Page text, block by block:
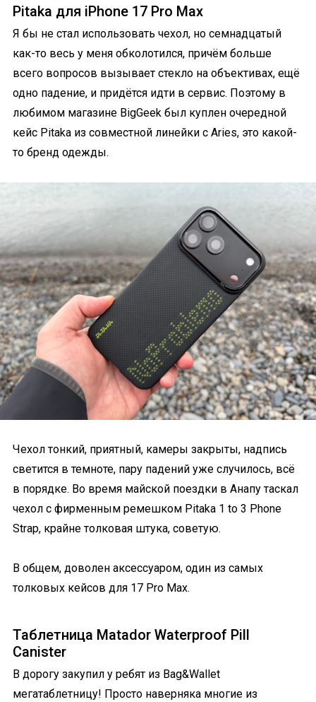
Pitaka для iPhone 17 Pro Max
Я бы не стал использовать чехол, но семнадцатый
как-то весь у меня обколотился, причём больше
всего вопросов вызывает стекло на объективах, ещё
одно падение, и придётся идти в сервис. Поэтому в
любимом магазине BigGeek был куплен очередной
кейс Pitaka из совместной линейки с Aries, это какой-
то бренд одежды.
Чехол тонкий, приятный, камеры закрыты, надпись
светится в темноте, пару падений уже случилось, всё
в порядке. Во время майской поездки в Анапу таскал
чехол с фирменным ремешком Pitaka 1 to 3 Phone
Strap, крайне толковая штука, советую.
В общем, доволен аксессуаром, один из самых
толковых кейсов для 17 Pro Max.
Таблетница Matador Waterproof Pill
Canister
В дорогу закупил у ребят из Bag&Wallet
мегатаблетницу! Просто наверняка многие из